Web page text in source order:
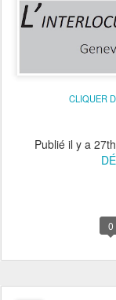
CLIQUER
Publié il y a
0